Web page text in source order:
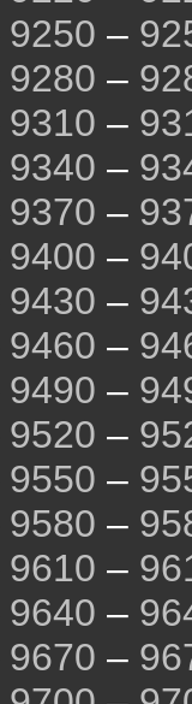
9250 –
9280 –
9310 –
9340 –
9370 –
9400 –
9430 –
9460 –
9490 –
9520 –
9550 –
9580 –
9610 –
9640 –
9670 –